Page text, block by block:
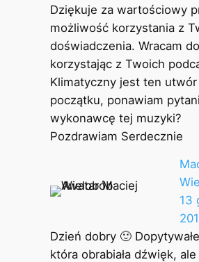
Dziękuje za wartościowy
możliwość korzystania z
doświadczenia. Wracam
korzystając z Twoich
Klimatyczny jest ten utwór
początku, ponawiam
wykonawcę tej muzyki?
Pozdrawiam Serdecznie
13
Dzień dobry 🙂
która obrabiała dźwięk, ale